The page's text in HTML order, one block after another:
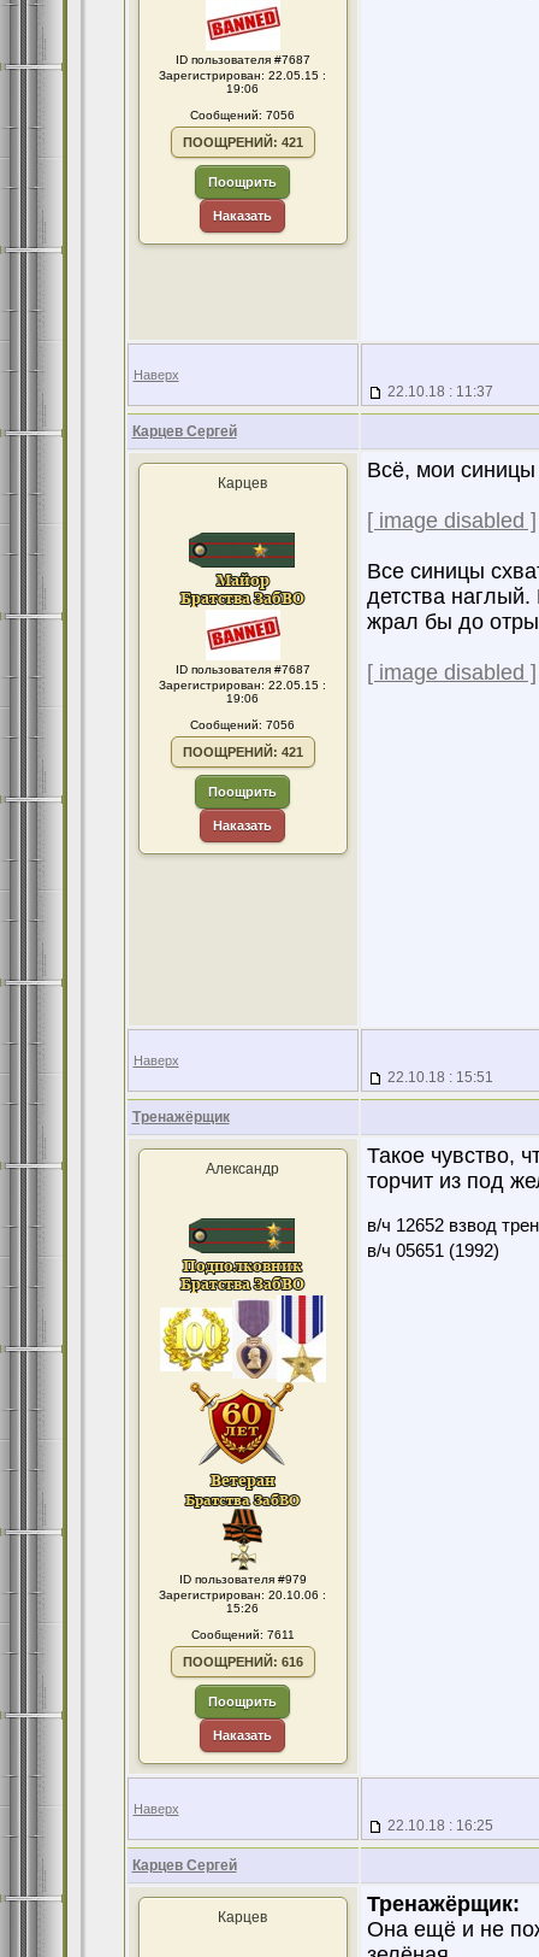
ID пользователя #7687
Зарегистрирован: 22.05.15 :
19:06
Сообщений: 7056
ПООЩРЕНИЙ: 421
Поощрить
Наказать
Наверх
22.10.18 : 11:37
Карцев Сергей
Карцев
ID пользователя #7687
Зарегистрирован: 22.05.15 :
19:06
Сообщений: 7056
ПООЩРЕНИЙ: 421
Поощрить
Наказать
Всё, мои синицы
[ image disabled ]
Все синицы
детства
жрал бы до
[ image disabled ]
Наверх
22.10.18 : 15:51
Тренажёрщик
Александр
ID пользователя #979
Зарегистрирован: 20.10.06 :
15:26
Сообщений: 7611
ПООЩРЕНИЙ: 616
Поощрить
Наказать
Такое чувство,
торчит из под
в/ч 12652 взвод
в/ч 05651 (1992)
Наверх
22.10.18 : 16:25
Карцев Сергей
Карцев
Тренажёрщик:
Она ещё и не